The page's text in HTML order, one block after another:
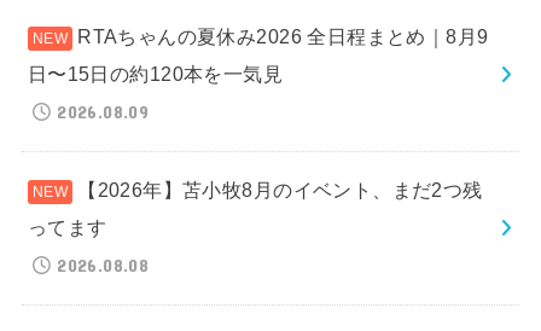
RTAちゃんの夏休み2026 全日程まとめ｜8月9
日〜15日の約120本を一気見
2026.08.09
【2026年】苫小牧8月のイベント、まだ2つ残
ってます
2026.08.08